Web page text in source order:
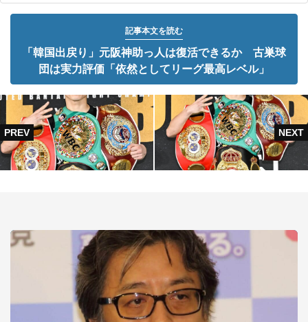
記事本文を読む
「韓国出戻り」元阪神助っ人は復活できるか 古巣球
団は実力評価「依然としてリーグ最高レベル」